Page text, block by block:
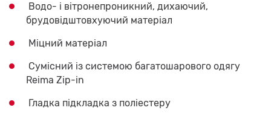
Водо- і вітронепроникний, дихаючий,
брудовідштовхуючий матеріал
Міцний матеріал
Сумісний із системою багатошарового одягу
Reima Zip-in
Гладка підкладка з поліестеру